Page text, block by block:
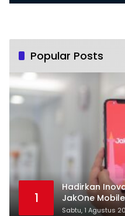
Popular Posts
1
Hadirkan
JakOne
Raih Digital
Sabtu, 1 Agustus